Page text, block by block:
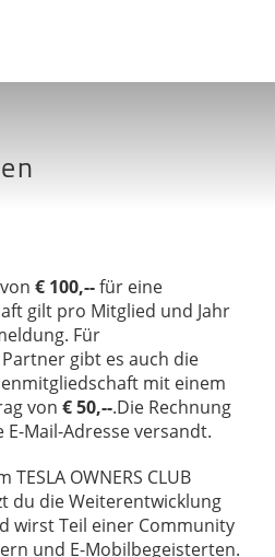
€ 100,--für eine
gilt pro Mitglied und Jahr
Für
gibt es auch die
mit einem
von € 50,--.Die Rechnung
Mail-Adresse versandt.
OWNERS CLUB
du die Weiterentwicklung
wirst Teil einer Community
und E-Mobilbegeisterten.